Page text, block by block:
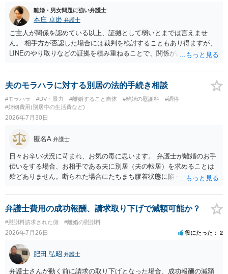
離婚・男女問題に強い弁護士
本庄 卓磨 弁護士
ご主人が関係を認めている以上、証拠として弱いとまでは言えませ
ん。 相手方が否認した場合には裁判を検討することもあり得ますが、
LINEのやり取りなどの証拠を積み重ねることで、関係が認定される余
個別の事情によりますので、お早めに弁護士に相談されることをおす
すめします。
夫のモラハラに対する別居の法的手続き相談
#モラハラ #DV・暴力 #離婚すること自体 #離婚の慰謝料
#調停
#婚姻費用(別居中の生活費など)
2026年7月30日
匿名A 弁護士
日々お辛い状況に苛まれ、お気の毒に思います。 弁護士が離婚のお手
伝いをする場合、お相手である夫に別居（夫の転居）を求めることは
殆どありません。断られた場合にたちまち膠着状態に陥ってしまうの
高いためです。 実務的には、ご相談者さまが転居する形で離婚協議等
を進める選択を採らざるを得ないことが圧倒的多数です。
弁護士費用の成功報酬、請求取り下げで減額可能か？
#慰謝料請求された側 #離婚の慰謝料
2026年7月26日 役にたった 2
肥田 弘昭 弁護士
弁護士さんが動く前に請求の取り下げとなった場合、成功報酬の減額